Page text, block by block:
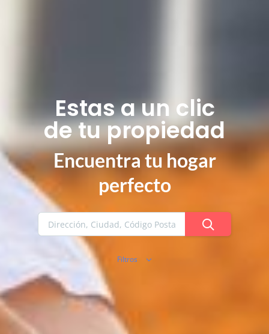
Estas a un clic
de tu propiedad
Encuentra tu hogar
perfecto
Filtros